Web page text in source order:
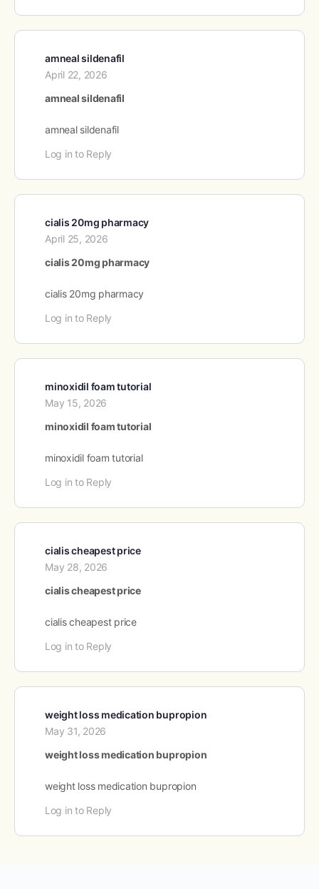
amneal sildenafil
April 22, 2026
amneal sildenafil
amneal sildenafil
Log in to Reply
cialis 20mg pharmacy
April 25, 2026
cialis 20mg pharmacy
cialis 20mg pharmacy
Log in to Reply
minoxidil foam tutorial
May 15, 2026
minoxidil foam tutorial
minoxidil foam tutorial
Log in to Reply
cialis cheapest price
May 28, 2026
cialis cheapest price
cialis cheapest price
Log in to Reply
weight loss medication bupropion
May 31, 2026
weight loss medication bupropion
weight loss medication bupropion
Log in to Reply